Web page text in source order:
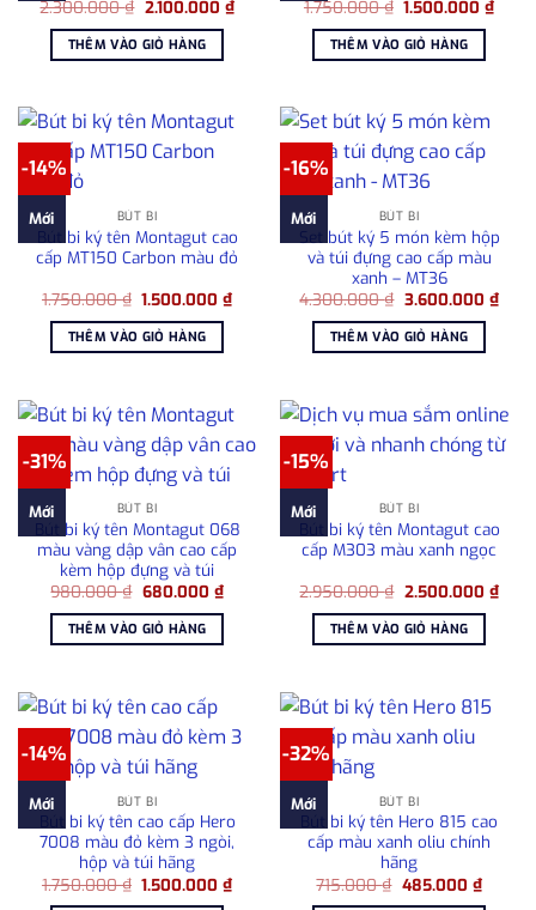
2.300.000₫ Giá
là:
2.300.000 ₫.
2.100.000 ₫Giá
hiện
2.100.000 ₫.
THÊM VÀO GIỎ HÀNG
1.750.000₫ Giá
là:
1.750.000 ₫.
1.500.000₫Giá
hiện
THÊM VÀO GIỎ HÀNG
-14%
Mới BÚT BI
Bút bi ký tên Montagut cao
cấp MT150 Carbon màu đỏ
1.750.000₫ Giá
là:
1.750.000 ₫.
1.500.000₫Giá
hiện
1.500.000 ₫.
THÊM VÀO GIỎ HÀNG
-16%
Mới BÚT BI
Set bút ký 5 món kèm hộp
và túi đựng cao cấp màu
xanh – MT36
4.300.000₫ Giá
là:
4.300.000 ₫.
3.600.000 ₫Giá
hiện
THÊM VÀO GIỎ HÀNG
-31%
Mới BÚT BI
Bút bi ký tên Montagut 068
màu vàng dập vân cao cấp
kèm hộp đựng và túi
980.000₫ Giá
là:
980.000 ₫.
680.000 ₫Giá
hiện
680.000 ₫.
THÊM VÀO GIỎ HÀNG
-15%
Mới BÚT BI
Bút bi ký tên Montagut cao
cấp M303 màu xanh ngọc
2.950.000₫ Giá
là:
2.950.000 ₫.
2.500.000 ₫Giá
hiện
THÊM VÀO GIỎ HÀNG
-14%
Mới BÚT BI
Bút bi ký tên cao cấp Hero
7008 màu đỏ kèm 3 ngòi,
hộp và túi hãng
1.750.000₫ Giá
1.500.000₫Giá
hiện
-32%
Mới BÚT BI
Bút bi ký tên Hero 815 cao
cấp màu xanh oliu chính
hãng
715.000₫ Giá
485.000 ₫Giá
hiện